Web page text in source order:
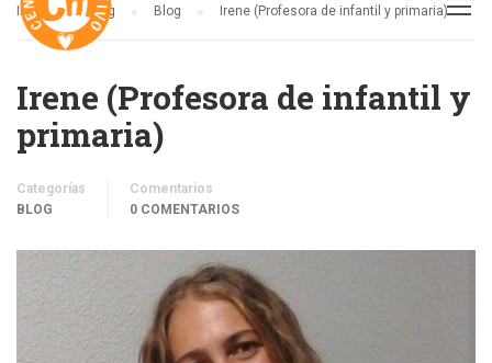
Inicio Blog Blog Irene (Profesora de infantil y primaria)
Irene (Profesora de infantil y
primaria)
Categorías
BLOG
Comentarios
0 COMENTARIOS